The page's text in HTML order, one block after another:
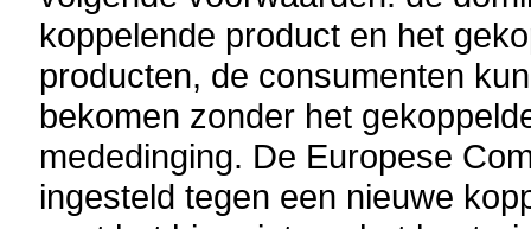
koppelende product en het
producten, de consumenten
bekomen zonder het
mededinging. De Europese
ingesteld tegen een nieuwe